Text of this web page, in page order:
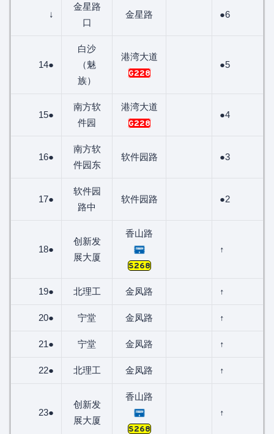
↓
金星路
口
金星路 ●6
14●
白沙
（魅
族）
港湾大道
G228
●5
15●
南方软
件园
港湾大道
G228
●4
16●
南方软
件园东
软件园路 ●3
17●
软件园
路中
软件园路 ●2
18●
创新发
展大厦
香山路
S268
↑
19● 北理工 金凤路 ↑
20● 宁堂 金凤路 ↑
21● 宁堂 金凤路 ↑
22● 北理工 金凤路 ↑
23●
创新发
展大厦
香山路
S268
↑